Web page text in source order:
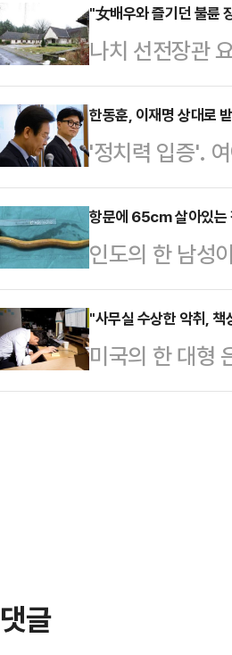
각) 데일리메일
는 최근 스페인
이 입고 있던 속
다.공개된 영상
료품 코너 등에
신 뒤 일어나
"女배우와 즐기던 불륜
나치 선전장관
서 처치 곤란한
면 지난 5월 베
한 괴벨스의 별
그 후로 3개월
만, 당국은 아직
반들리츠 시장
"현재 여러 제
한동훈, 이재명 상대로
'정치력 입증'.
로 축약된다. 한
내지 못했지만,
의 채상병 특검
각하며 여론의
열린 여야 대표
는 양당의 민생
다. 이 기구는…
항문에 65cm 살아있는
인도의 한 남성
서 긴급 치료를
면 지난달 27일
하며 하노이의
의료진에게 '항
"사무실 수상한 악취,
미국의 한 대형
진 후 4일 만에
댓글